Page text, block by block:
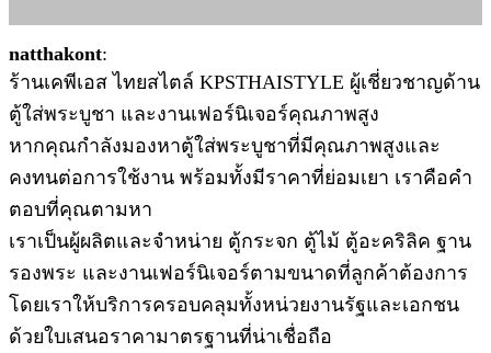
natthakont:
ร้านเคพีเอส ไทยสไตล์ KPSTHAISTYLE ผู้เชี่ยวชาญด้าน
ตู้ใส่พระบูชา และงานเฟอร์นิเจอร์คุณภาพสูง
หากคุณกำลังมองหาตู้ใส่พระบูชาที่มีคุณภาพสูงและ
คงทนต่อการใช้งาน พร้อมทั้งมีราคาที่ย่อมเยา เราคือคำ
ตอบที่คุณตามหา
เราเป็นผู้ผลิตและจำหน่าย ตู้กระจก ตู้ไม้ ตู้อะคริลิค ฐาน
รองพระ และงานเฟอร์นิเจอร์ตามขนาดที่ลูกค้าต้องการ
โดยเราให้บริการครอบคลุมทั้งหน่วยงานรัฐและเอกชน
ด้วยใบเสนอราคามาตรฐานที่น่าเชื่อถือ